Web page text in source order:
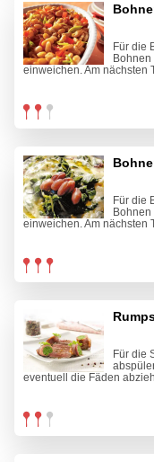
Für die
einweichen. Am nächsten
Für die
einweichen. Am nächsten
Für die
eventuell die Fäden